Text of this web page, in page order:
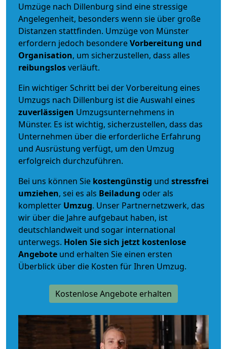
Umzüge nach Dillenburg sind eine stressige
Angelegenheit, besonders wenn sie über große
Distanzen stattfinden. Umzüge von Münster
erfordern jedoch besondereVorbereitung und
Organisation, um sicherzustellen, dass alles
reibungslosverläuft.
Ein wichtiger Schritt bei der Vorbereitung eines
Umzugs nach Dillenburg ist die Auswahl eines
zuverlässigen Umzugsunternehmens in
Münster. Es ist wichtig, sicherzustellen, dass das
Unternehmen über die erforderliche Erfahrung
und Ausrüstung verfügt, um den Umzug
erfolgreich durchzuführen.
Bei uns können Sie kostengünstig und stressfrei
umziehen, sei es als Beiladung oder als
kompletter Umzug. Unser Partnernetzwerk, das
wir über die Jahre aufgebaut haben, ist
deutschlandweit und sogar international
unterwegs. Holen Sie sich jetzt kostenlose
Angebote und erhalten Sie einen ersten
Überblick über die Kosten für Ihren Umzug.
Kostenlose Angebote erhalten